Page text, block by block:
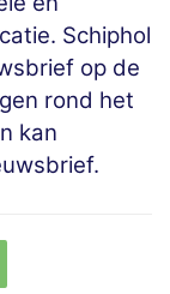
Schiphol
op de
rond het
kan